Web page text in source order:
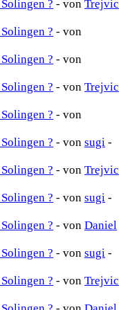
? - von Trejvic
? - von
? - von
? - von Trejvic
? - von
? - von sugi -
? - von Trejvic
? - von sugi -
? - von Daniel
? - von sugi -
? - von Trejvic